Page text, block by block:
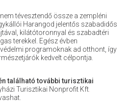
tévesztendő össze a zempléni
Harangod jelentős szabadidős
kilátótoronnyal és szabadtéri
terekkel. Egész évben
programoknak ad otthont, így
kedvelt célpontja.
található további turisztikai
Turisztikai Nonprofit Kft.